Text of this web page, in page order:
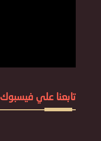
تابعنا علي فيسبوك